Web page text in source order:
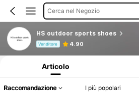
Cerca nel Negozio
HS outdoor sports shoes
Venditore 4.90
Articolo
Raccomandazione I più popolari